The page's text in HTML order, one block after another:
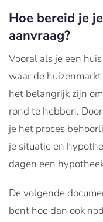
Hoe bereid je
aanvraag?
Vooral als je een
waar de
het belangrijk zijn
rond te hebben.
je het proces
je situatie en
dagen een
De volgende
bent hoe dan ook